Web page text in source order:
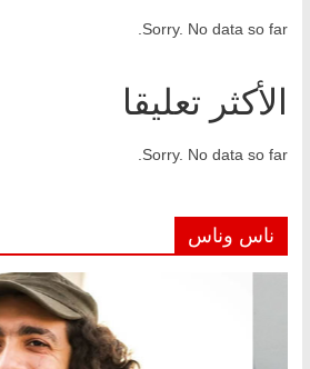
Sorry. No data so far.
الأكثر تعليقا
Sorry. No data so far.
ناس وناس